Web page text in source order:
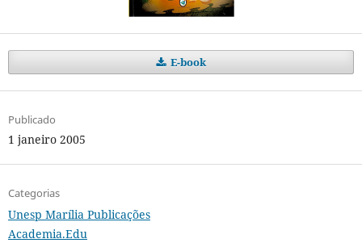
E-book
Publicado
1 janeiro 2005
Categorias
Unesp Marília Publicações
Academia.Edu